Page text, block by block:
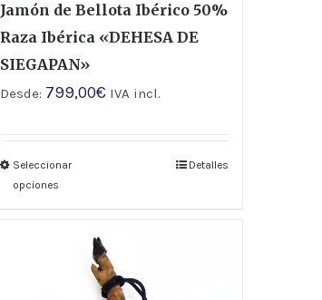
Jamón de Bellota Ibérico 50%
Raza Ibérica «DEHESA DE
SIEGAPAN»
Desde: 799,00€ IVA incl.
Seleccionar
opciones
Detalles